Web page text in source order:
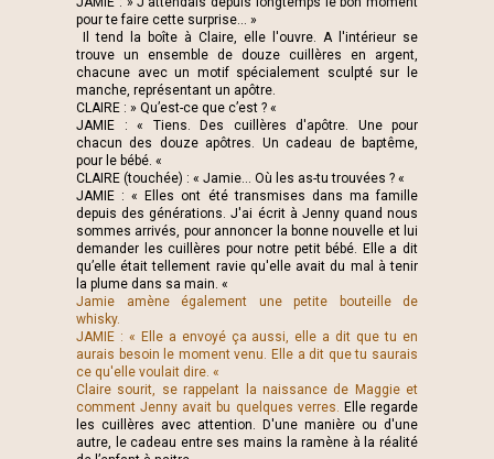
pour te faire cette surprise... »
Il tend la boîte à Claire, elle l'ouvre. A l'intérieur se
trouve un ensemble de douze cuillères en argent,
chacune avec un motif spécialement sculpté sur le
manche, représentant un apôtre.
CLAIRE : » Qu’est-ce que c’est ? «
JAMIE : « Tiens. Des cuillères d'apôtre. Une pour
chacun des douze apôtres. Un cadeau de baptême,
pour le bébé. «
CLAIRE (touchée) : « Jamie… Où les as-tu trouvées ? «
JAMIE : « Elles ont été transmises dans ma famille
depuis des générations. J'ai écrit à Jenny quand nous
sommes arrivés, pour annoncer la bonne nouvelle et lui
demander les cuillères pour notre petit bébé. Elle a dit
qu’elle était tellement ravie qu'elle avait du mal à tenir
la plume dans sa main. «
Jamie amène également une petite bouteille de
whisky.
JAMIE : « Elle a envoyé ça aussi, elle a dit que tu en
aurais besoin le moment venu. Elle a dit que tu saurais
ce qu'elle voulait dire. «
Claire sourit, se rappelant la naissance de Maggie et
comment Jenny avait bu quelques verres. Elle regarde
les cuillères avec attention. D'une manière ou d'une
autre, le cadeau entre ses mains la ramène à la réalité